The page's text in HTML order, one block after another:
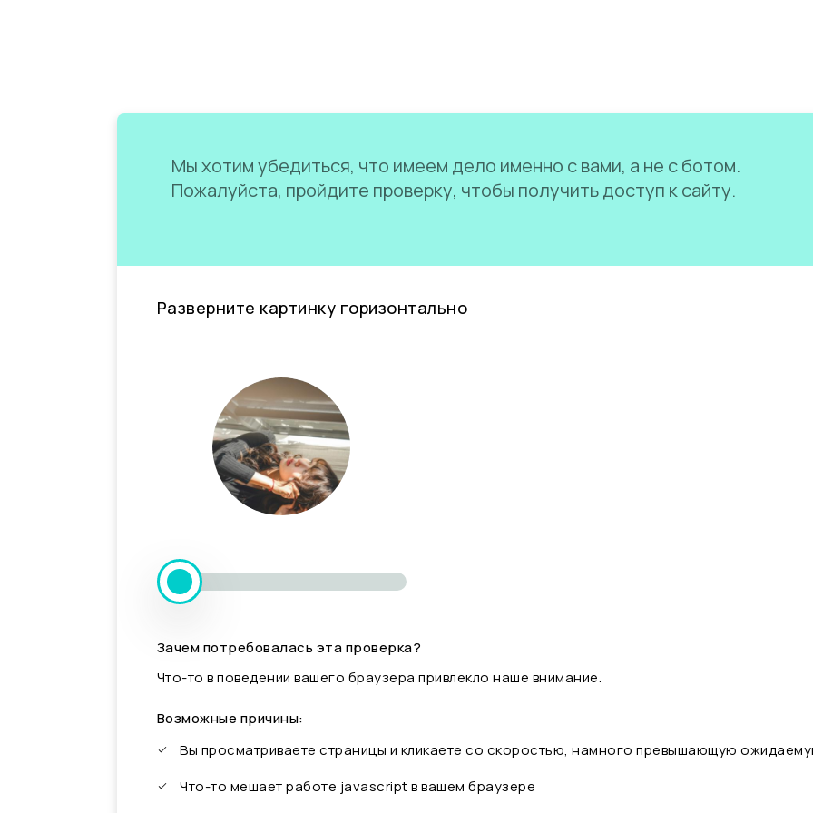
Мы хотим убедиться, что имеем дело именно с вами, а не с ботом.
Пожалуйста, пройдите проверку, чтобы получить доступ к сайту.
Разверните картинку горизонтально
Зачем потребовалась эта проверка?
Что-то в поведении вашего браузера привлекло наше внимание.
Возможные причины:
Вы просматриваете страницы и кликаете со скоростью, намного превышающую
Что-то мешает работе javascript в вашем браузере